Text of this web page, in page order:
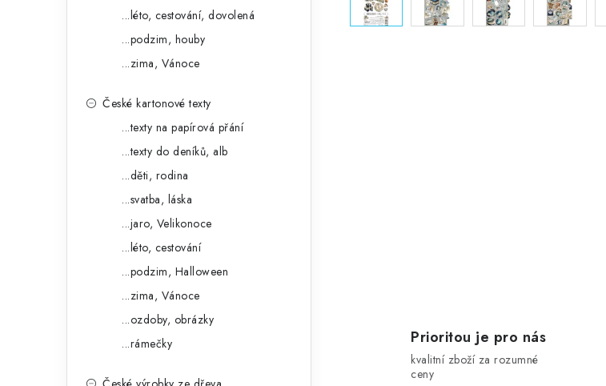
...léto, cestování, dovolená
...podzim, houby
...zima, Vánoce
České kartonové texty
...texty na papírová přání
...texty do deníků, alb
...děti, rodina
...svatba, láska
...jaro, Velikonoce
...léto, cestování
...podzim, Halloween
...zima, Vánoce
...ozdoby, obrázky
...rámečky
Prioritou je pro nás
kvalitní zboží za rozumné
ceny